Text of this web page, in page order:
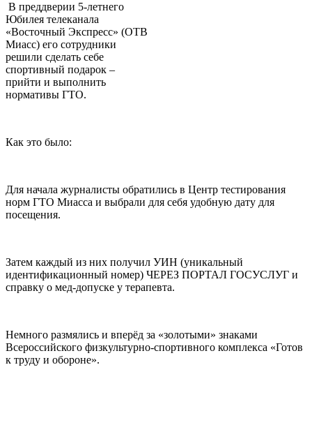
В преддверии 5-летнего
Юбилея телеканала
«Восточный Экспресс» (ОТВ
Миасс) его сотрудники
решили сделать себе
спортивный подарок –
прийти и выполнить
нормативы ГТО.
Как это было:
Для начала журналисты обратились в Центр тестирования
норм ГТО Миасса и выбрали для себя удобную дату для
посещения.
Затем каждый из них получил УИН (уникальный
идентификационный номер) ЧЕРЕЗ ПОРТАЛ ГОСУСЛУГ и
справку о мед-допуске у терапевта.
Немного размялись и вперёд за «золотыми» знаками
Всероссийского физкультурно-спортивного комплекса «Готов
к труду и обороне».